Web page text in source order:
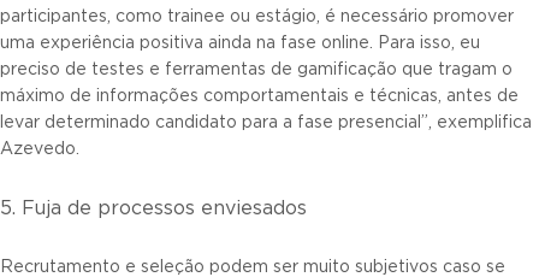
participantes, como trainee ou estágio, é necessário promover
uma experiência positiva ainda na fase online. Para isso, eu
preciso de testes e ferramentas de gamificação que tragam o
máximo de informações comportamentais e técnicas, antes de
levar determinado candidato para a fase presencial”, exemplifica
Azevedo.
5. Fuja de processos enviesados
Recrutamento e seleção podem ser muito subjetivos caso se